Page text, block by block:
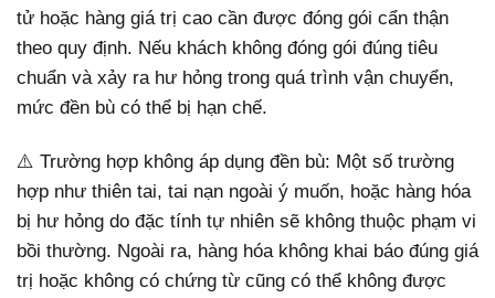
tử hoặc hàng giá trị cao cần được đóng gói cẩn thận
theo quy định. Nếu khách không đóng gói đúng tiêu
chuẩn và xảy ra hư hỏng trong quá trình vận chuyển,
mức đền bù có thể bị hạn chế.
⚠️ Trường hợp không áp dụng đền bù: Một số trường
hợp như thiên tai, tai nạn ngoài ý muốn, hoặc hàng hóa
bị hư hỏng do đặc tính tự nhiên sẽ không thuộc phạm vi
bồi thường. Ngoài ra, hàng hóa không khai báo đúng giá
trị hoặc không có chứng từ cũng có thể không được